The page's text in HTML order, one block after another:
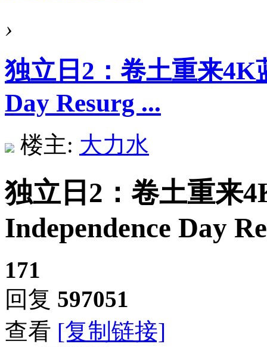
›
独立日2：卷土重来4K
Day Resurg ...
楼主: 大力水
独立日2：卷土重来
Independence Day
171
回复 597051
查看 [复制链接]